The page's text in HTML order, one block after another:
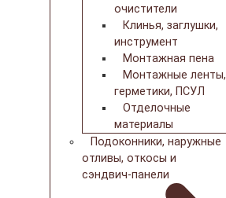
очистители
Клинья, заглушки,
инструмент
Монтажная пена
Монтажные ленты,
герметики, ПСУЛ
Отделочные
материалы
Подоконники, наружные
отливы, откосы и
сэндвич-панели